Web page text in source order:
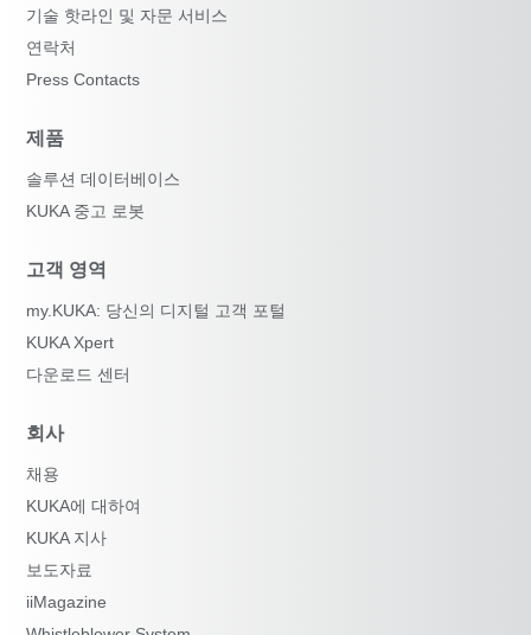
기술 핫라인 및 자문 서비스
연락처
Press Contacts
제품
솔루션 데이터베이스
KUKA 중고 로봇
고객 영역
my.KUKA: 당신의 디지털 고객 포털
KUKA Xpert
다운로드 센터
회사
채용
KUKA에 대하여
KUKA 지사
보도자료
iiMagazine